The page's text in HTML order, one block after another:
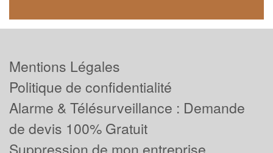
Mentions Légales
Politique de confidentialité
Alarme & Télésurveillance : Demande
de devis 100% Gratuit